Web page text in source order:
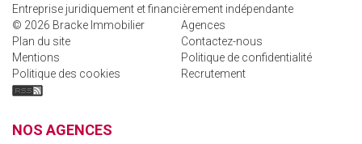
Entreprise juridiquement et financièrement indépendante
© 2026 Bracke Immobilier
Agences
Plan du site
Contactez-nous
Mentions
Politique de confidentialité
Politique des cookies
Recrutement
NOS AGENCES